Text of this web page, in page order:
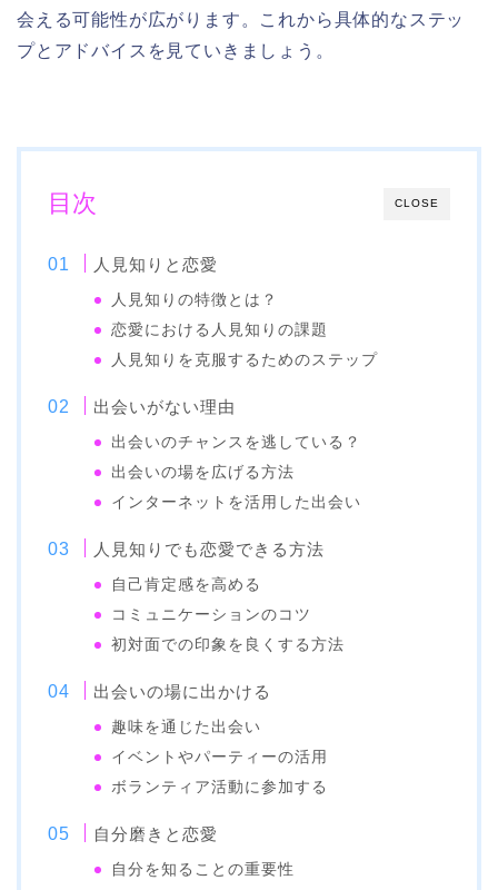
会える可能性が広がります。これから具体的なステッ
プとアドバイスを見ていきましょう。
CLOSE
目次
人見知りと恋愛
人見知りの特徴とは？
恋愛における人見知りの課題
人見知りを克服するためのステップ
出会いがない理由
出会いのチャンスを逃している？
出会いの場を広げる方法
インターネットを活用した出会い
人見知りでも恋愛できる方法
自己肯定感を高める
コミュニケーションのコツ
初対面での印象を良くする方法
出会いの場に出かける
趣味を通じた出会い
イベントやパーティーの活用
ボランティア活動に参加する
自分磨きと恋愛
自分を知ることの重要性